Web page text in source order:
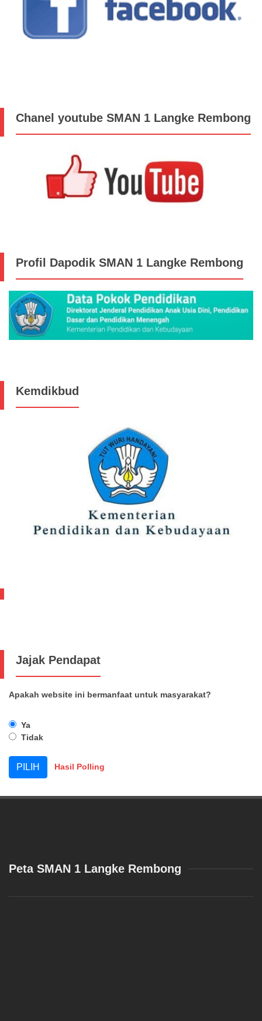
Chanel youtube SMAN 1 Langke Rembong
Profil Dapodik SMAN 1 Langke Rembong
Kemdikbud
Jajak Pendapat
Apakah website ini bermanfaat untuk masyarakat?
Ya
Tidak
Hasil Polling
Peta SMAN 1 Langke Rembong